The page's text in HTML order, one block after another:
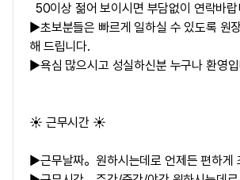
50이상 젊어 보이시면 부담없이 연락바랍
▶초보분들은 빠르게 일하실 수 있도록 원
해 드립니다.
▶욕심 많으시고 성실하신분 누구나 환영
☀️ 근무시간 ☀️
▶근무날짜。원하시는데로 언제든 편하게